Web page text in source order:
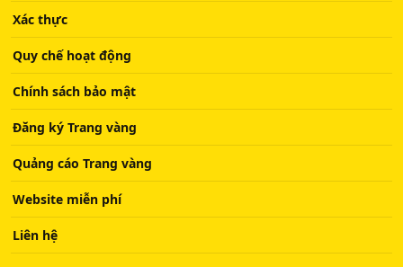
Xác thực
Quy chế hoạt động
Chính sách bảo mật
Đăng ký Trang vàng
Quảng cáo Trang vàng
Website miễn phí
Liên hệ